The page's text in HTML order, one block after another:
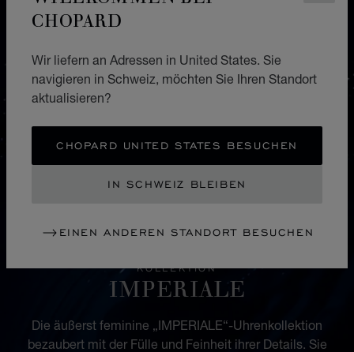
CHOPARD
Wir liefern an Adressen in United States. Sie
navigieren in Schweiz, möchten Sie Ihren Standort
aktualisieren?
CHOPARD UNITED STATES BESUCHEN
IN SCHWEIZ BLEIBEN
EINEN ANDEREN STANDORT BESUCHEN
KOLLEKTION
IMPERIALE
Die äußerst feminine „IMPERIALE“-Uhrenkollektion
bezaubert mit der Fülle und Feinheit ihrer Details. Sie